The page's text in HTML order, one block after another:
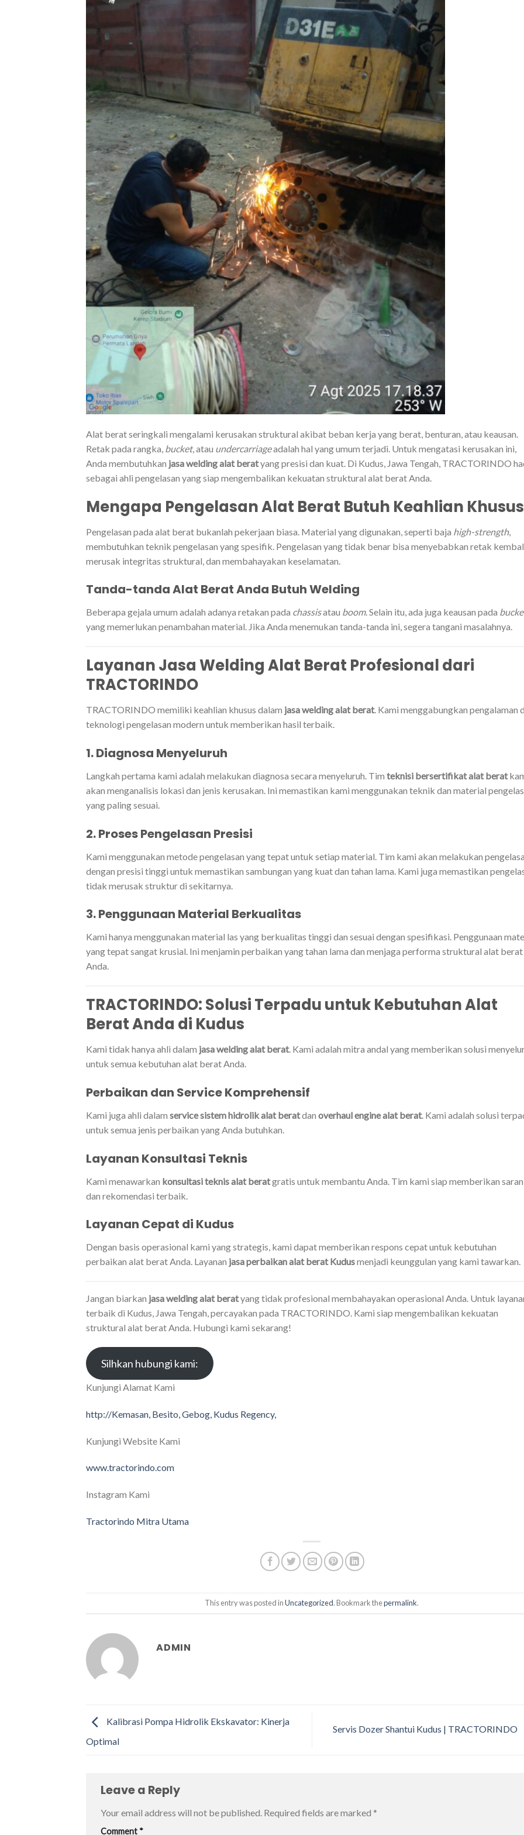
Alat berat seringkali mengalami kerusakan struktural akibat beban kerja yang berat, benturan, atau keausan.
Retak pada rangka, bucket, atau undercarriageadalah hal yang umum terjadi. Untuk mengatasi kerusakan ini,
Anda membutuhkan jasa welding alat beratyang presisi dan kuat. Di Kudus, Jawa Tengah, TRACTORINDO
sebagai ahli pengelasan yang siap mengembalikan kekuatan struktural alat berat Anda.
Mengapa Pengelasan Alat Berat Butuh Keahlian
Pengelasan pada alat berat bukanlah pekerjaan biasa. Material yang digunakan, seperti baja high-strength,
membutuhkan teknik pengelasan yang spesifik. Pengelasan yang tidak benar bisa menyebabkan retak
merusak integritas struktural, dan membahayakan keselamatan.
Tanda-tanda Alat Berat Anda Butuh Welding
Beberapa gejala umum adalah adanya retakan pada chassisatau boom. Selain itu, ada juga keausan pada
yang memerlukan penambahan material. Jika Anda menemukan tanda-tanda ini, segera tangani masalahnya.
Layanan Jasa Welding Alat Berat Profesional dari
TRACTORINDO
TRACTORINDO memiliki keahlian khusus dalam jasa welding alat berat. Kami menggabungkan pengalaman
teknologi pengelasan modern untuk memberikan hasil terbaik.
1. Diagnosa Menyeluruh
Langkah pertama kami adalah melakukan diagnosa secara menyeluruh. Tim teknisi bersertifikat alat berat
akan menganalisis lokasi dan jenis kerusakan. Ini memastikan kami menggunakan teknik dan material
yang paling sesuai.
2. Proses Pengelasan Presisi
Kami menggunakan metode pengelasan yang tepat untuk setiap material. Tim kami akan melakukan
dengan presisi tinggi untuk memastikan sambungan yang kuat dan tahan lama. Kami juga memastikan
tidak merusak struktur di sekitarnya.
3. Penggunaan Material Berkualitas
Kami hanya menggunakan material las yang berkualitas tinggi dan sesuai dengan spesifikasi. Penggunaan
yang tepat sangat krusial. Ini menjamin perbaikan yang tahan lama dan menjaga performa struktural alat berat
Anda.
TRACTORINDO: Solusi Terpadu untuk Kebutuhan Alat
Berat Anda di Kudus
Kami tidak hanya ahli dalam jasa welding alat berat. Kami adalah mitra andal yang memberikan solusi
untuk semua kebutuhan alat berat Anda.
Perbaikan dan Service Komprehensif
Kami juga ahli dalam service sistem hidrolik alat beratdan overhaul engine alat berat. Kami adalah solusi
untuk semua jenis perbaikan yang Anda butuhkan.
Layanan Konsultasi Teknis
Kami menawarkan konsultasi teknis alat beratgratis untuk membantu Anda. Tim kami siap memberikan saran
dan rekomendasi terbaik.
Layanan Cepat di Kudus
Dengan basis operasional kami yang strategis, kami dapat memberikan respons cepat untuk kebutuhan
perbaikan alat berat Anda. Layanan jasa perbaikan alat berat Kudusmenjadi keunggulan yang kami tawarkan.
Jangan biarkan jasa welding alat beratyang tidak profesional membahayakan operasional Anda. Untuk
terbaik di Kudus, Jawa Tengah, percayakan pada TRACTORINDO. Kami siap mengembalikan kekuatan
struktural alat berat Anda. Hubungi kami sekarang!
Silhkan hubungi kami:
Kunjungi Alamat Kami
http://Kemasan, Besito, Gebog, Kudus Regency,
Kunjungi Website Kami
www.tractorindo.com
Instagram Kami
Tractorindo Mitra Utama
This entry was posted inUncategorized. Bookmark thepermalink.
ADMIN
Kalibrasi Pompa Hidrolik Ekskavator: Kinerja
Optimal
Servis Dozer Shantui Kudus | TRACTORINDO
Leave a Reply
Your email address will not be published. Required fields are marked *
Comment *